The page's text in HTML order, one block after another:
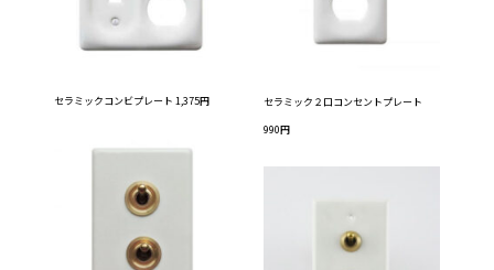
セラミックコンビプレート 1,375円
セラミック２口コンセントプレート
990円